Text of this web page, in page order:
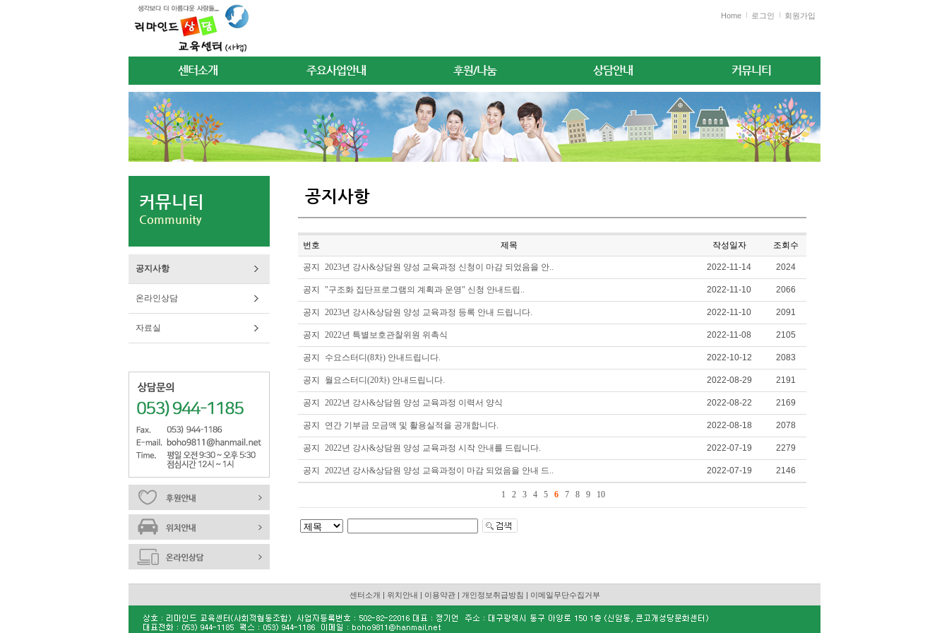
Home 로그인 회원가입
센터소개 주요사업안내 후원/나눔 상담안내 커뮤니티
커뮤니티
Community
공지사항
온라인상담
자료실
공지사항
번호 제목 작성일자 조회수
공지 2023년 강사&상담원 양성 교육과정 신청이 마감 되었음을 안.. 2022-11-14 2024
공지 "구조화 집단프로그램의 계획과 운영" 신청 안내드립.. 2022-11-10 2066
공지 2023년 강사&상담원 양성 교육과정 등록 안내 드립니다. 2022-11-10 2091
공지 2022년 특별보호관찰위원 위촉식 2022-11-08 2105
공지 수요스터디(8차) 안내드립니다. 2022-10-12 2083
공지 월요스터디(20차) 안내드립니다. 2022-08-29 2191
공지 2022년 강사&상담원 양성 교육과정 이력서 양식 2022-08-22 2169
공지 연간 기부금 모금액 및 활용실적을 공개합니다. 2022-08-18 2078
공지 2022년 강사&상담원 양성 교육과정 시작 안내를 드립니다. 2022-07-19 2279
공지 2022년 강사&상담원 양성 교육과정이 마감 되었음을 안내 드.. 2022-07-19 2146
1 2 3 4 5 6 7 8 9 10
센터소개 | 위치안내 | 이용약관| 개인정보취급방침 | 이메일무단수집거부